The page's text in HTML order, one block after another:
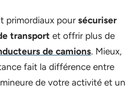
primordiaux poursécuriser
transport et offrir plus de
de camions. Mieux,
fait la différence entre
de votre activité et un